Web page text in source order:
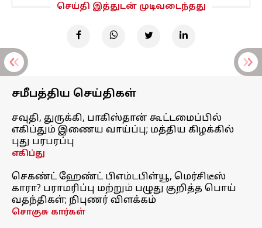
செய்தி இத்துடன் முடிவடைந்தது
சமீபத்திய செய்திகள்
சவுதி, துருக்கி, பாகிஸ்தான் கூட்டமைப்பில்
எகிப்தும் இணைய வாய்ப்பு; மத்திய கிழக்கில்
புது பரபரப்பு
எகிப்து
செகண்ட் ஹேண்ட் பிஎம்டபிள்யூ, மெர்சிடீஸ்
காரா? பராமரிப்பு மற்றும் பழுது குறித்த பொய்
வதந்திகள்; நிபுணர் விளக்கம்
சொகுசு கார்கள்